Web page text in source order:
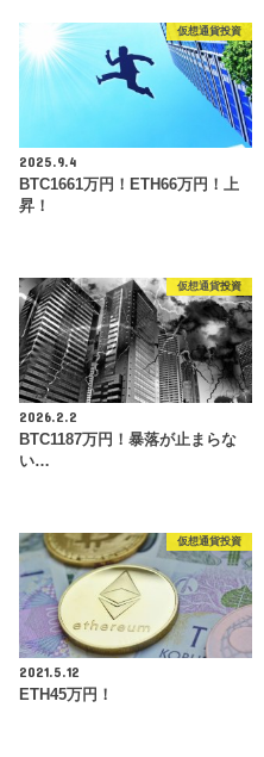
仮想通貨投資
2025.9.4
BTC1661万円！ETH66万円！上
昇！
仮想通貨投資
2026.2.2
BTC1187万円！暴落が止まらな
い…
仮想通貨投資
2021.5.12
ETH45万円！